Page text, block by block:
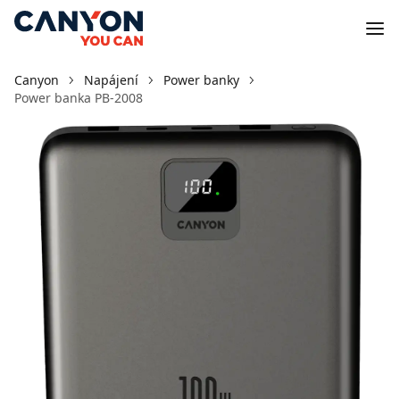
Canyon Napájení
Power banky
Power banka PB-2008